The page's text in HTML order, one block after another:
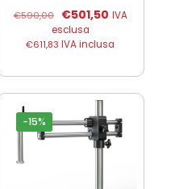
€590,00
Il
prezzo
originale
€501,50Il
attuale
€501,50.
IVA
esclusa
€611,83 IVA inclusa
-15%